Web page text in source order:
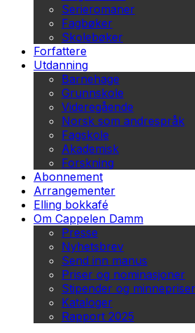
Serieromaner
Fagbøker
Skolebøker
Forfattere
Utdanning
Barnehage
Grunnskole
Videregående
Norsk som andrespråk
Fagskole
Akademisk
Forskning
Abonnement
Arrangementer
Elling bokkafé
Om Cappelen Damm
Presse
Nyhetsbrev
Send inn manus
Priser og nominasjoner
Stipender og minnepriser
Kataloger
Rapport 2025